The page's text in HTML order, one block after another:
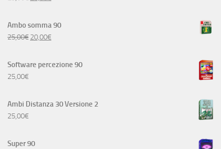
Ambo somma 90
25,00€ 20,00€
Software percezione 90
25,00€
Ambi Distanza 30 Versione 2
25,00€
Super 90